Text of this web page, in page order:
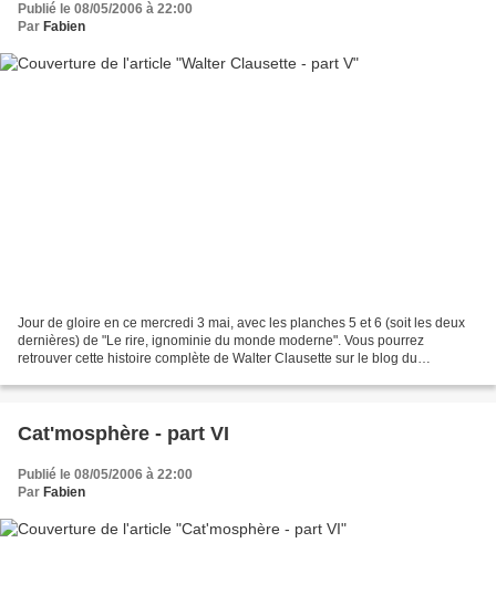
Publié le 08/05/2006 à 22:00
Par Fabien
Jour de gloire en ce mercredi 3 mai, avec les planches 5 et 6 (soit les deux
dernières) de "Le rire, ignominie du monde moderne". Vous pourrez
retrouver cette histoire complète de Walter Clausette sur le blog du
Cat'mosphère - part VI
Publié le 08/05/2006 à 22:00
Par Fabien